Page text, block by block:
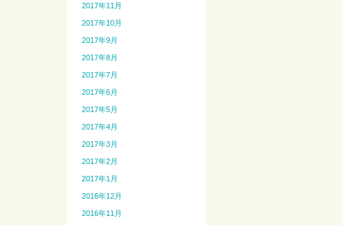
2017年11月
2017年10月
2017年9月
2017年8月
2017年7月
2017年6月
2017年5月
2017年4月
2017年3月
2017年2月
2017年1月
2016年12月
2016年11月